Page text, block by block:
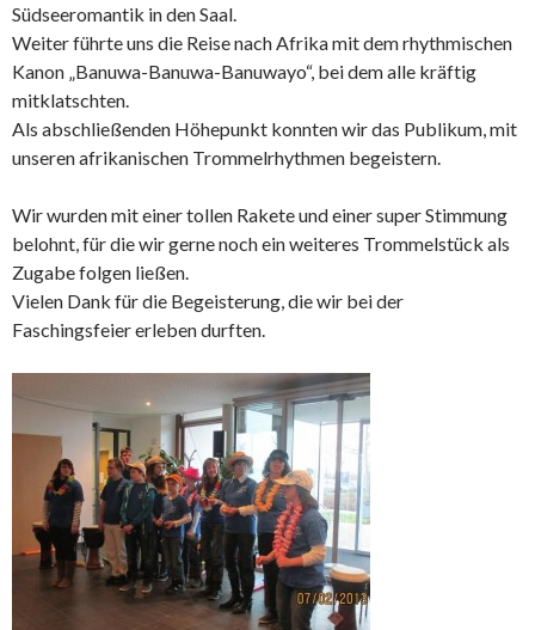
Südseeromantik in den Saal.
Weiter führte uns die Reise nach Afrika mit dem rhythmischen
Kanon „Banuwa-Banuwa-Banuwayo“, bei dem alle kräftig
mitklatschten.
Als abschließenden Höhepunkt konnten wir das Publikum, mit
unseren afrikanischen Trommelrhythmen begeistern.
Wir wurden mit einer tollen Rakete und einer super Stimmung
belohnt, für die wir gerne noch ein weiteres Trommelstück als
Zugabe folgen ließen.
Vielen Dank für die Begeisterung, die wir bei der
Faschingsfeier erleben durften.